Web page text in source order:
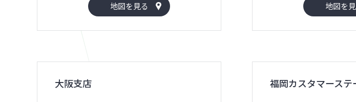
地図を見る 地図を
大阪支店 福岡カスタマーステ